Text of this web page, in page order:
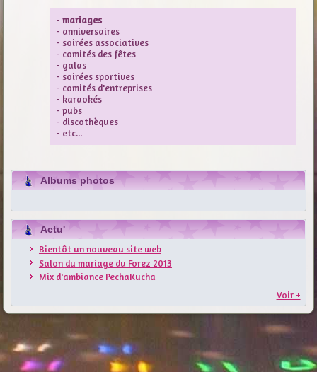
-mariages
- anniversaires
- soirées associatives
- comités des fêtes
- galas
- soirées sportives
- comités d'entreprises
- karaokés
- pubs
- discothèques
- etc...
Albums photos
Actu'
Bientôt un nouveau site web
Salon du mariage du Forez 2013
Mix d'ambiance PechaKucha
Voir +